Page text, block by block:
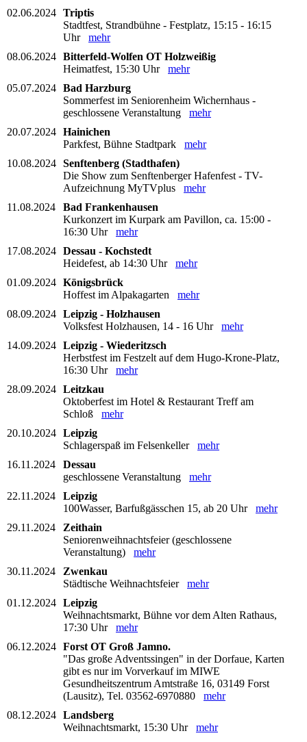
02.06.2024 Triptis
Stadtfest, Strandbühne - Festplatz, 15:15 - 16:15
Uhr mehr
08.06.2024 Bitterfeld-Wolfen OT Holzweißig
Heimatfest, 15:30 Uhr mehr
05.07.2024 Bad Harzburg
Sommerfest im Seniorenheim Wichernhaus -
geschlossene Veranstaltung mehr
20.07.2024 Hainichen
Parkfest, Bühne Stadtpark mehr
10.08.2024 Senftenberg (Stadthafen)
Die Show zum Senftenberger Hafenfest - TV-
Aufzeichnung MyTVplus mehr
11.08.2024
Bad Frankenhausen
Kurkonzert im Kurpark am Pavillon, ca. 15:00 -
16:30 Uhr mehr
17.08.2024 Dessau - Kochstedt
Heidefest, ab 14:30 Uhr mehr
01.09.2024 Königsbrück
Hoffest im Alpakagarten mehr
08.09.2024 Leipzig - Holzhausen
Volksfest Holzhausen, 14 - 16 Uhr mehr
14.09.2024 Leipzig - Wiederitzsch
Herbstfest im Festzelt auf dem Hugo-Krone-Platz,
16:30 Uhr mehr
28.09.2024 Leitzkau
Oktoberfest im Hotel & Restaurant Treff am
Schloß mehr
20.10.2024 Leipzig
Schlagerspaß im Felsenkeller mehr
16.11.2024
Dessau
geschlossene Veranstaltung mehr
22.11.2024
Leipzig
100Wasser, Barfußgässchen 15, ab 20 Uhr mehr
29.11.2024
Zeithain
Seniorenweihnachtsfeier (geschlossene
Veranstaltung) mehr
30.11.2024
Zwenkau
Städtische Weihnachtsfeier mehr
01.12.2024 Leipzig
Weihnachtsmarkt, Bühne vor dem Alten Rathaus,
17:30 Uhr mehr
06.12.2024 Forst OT Groß Jamno.
"Das große Adventssingen" in der Dorfaue, Karten
gibt es nur im Vorverkauf im MIWE
Gesundheitszentrum Amtstraße 16, 03149 Forst
(Lausitz), Tel. 03562-6970880 mehr
08.12.2024 Landsberg
Weihnachtsmarkt, 15:30 Uhr mehr